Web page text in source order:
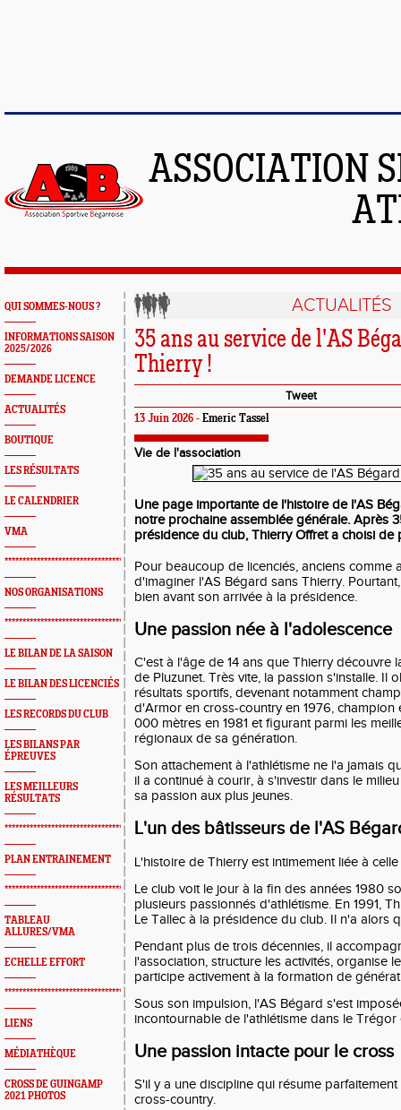
ASSOCIATION
QUI SOMMES-NOUS ?
INFORMATIONS SAISON
2025/2026
DEMANDE LICENCE
ACTUALITÉS
BOUTIQUE
LES RÉSULTATS
LE CALENDRIER
VMA
*************************************************
NOS ORGANISATIONS
*************************************************
LE BILAN DE LA SAISON
LE BILAN DES LICENCIÉS
LES RECORDS DU CLUB
LES BILANS PAR
ÉPREUVES
LES MEILLEURS
RÉSULTATS
*************************************************
PLAN ENTRAINEMENT
*************************************************
TABLEAU
ALLURES/VMA
ECHELLE EFFORT
*************************************************
LIENS
MÉDIATHÈQUE
CROSS DE GUINGAMP
2021 PHOTOS
ACTUALITÉS
35 ans au service de l'AS
Thierry !
Tweet
13 Juin 2026 - Emeric Tassel
Vie de l'association
Une page importante de l'histoire de l'AS
notre prochaine assemblée générale. Après
présidence du club, Thierry Offret a choisi de
Pour beaucoup de licenciés, anciens comme
d'imaginer l'AS Bégard sans Thierry.
bien avant son arrivée à la présidence.
Une passion née à l'adolescence
C'est à l'âge de 14 ans que Thierry découvre
de Pluzunet. Très vite, la passion s'installe. Il
résultats sportifs, devenant notamment
d'Armor en cross-country en 1976,
000 mètres en 1981 et figurant parmi les
régionaux de sa génération.
Son attachement à l'athlétisme ne l'a jamais
il a continué à courir, à s'investir dans le
sa passion aux plus jeunes.
L'un des bâtisseurs de l'AS
L'histoire de Thierry est intimement liée à
Le club voit le jour à la fin des années 1980
plusieurs passionnés d'athlétisme. En 1991,
Le Tallec à la présidence du club. Il n'a alors
Pendant plus de trois décennies, il
l'association, structure les activités, organise
participe activement à la formation de
Sous son impulsion, l'AS Bégard s'est
incontournable de l'athlétisme dans le
Une passion intacte pour le cross
S'il y a une discipline qui résume
cross-country.